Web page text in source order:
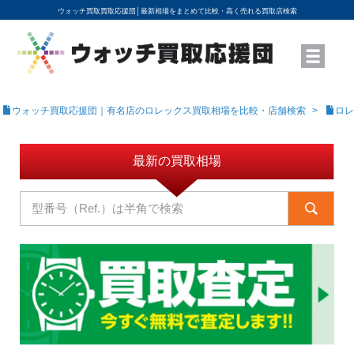
ウォッチ買取買取応援団│ 最新相場をまとめて比較・高く売れる買取店検索
YouTubeで動画を公開中
ROLEXモデル名から買取相場を調べる
高級時計ブランド名から買取相場を調べる
地域から買取店を探す
店舗名から買取店を探す
ブランド時計を高く売る方法
買取査定を依頼する
ウォッチ買取応援団｜有名店のロレックス買取相場を比較・店舗検索 ロ
最新の買取相場